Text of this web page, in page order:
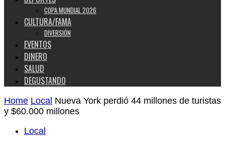
COPA MUNDIAL 2026
CULTURA/FAMA
DIVERSIÓN
EVENTOS
DINERO
SALUD
DEGUSTANDO
Home Local Nueva York perdió 44 millones de turistas
y $60.000 millones
Local